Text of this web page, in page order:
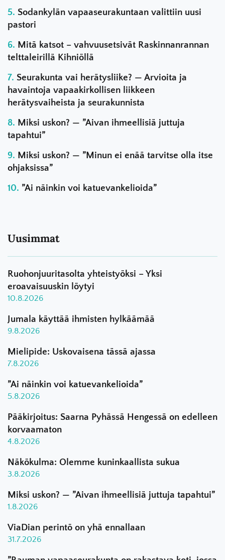
Sodankylän vapaaseurakuntaan valittiin uusi
pastori
Mitä katsot – vahvuusetsivät Raskinnanrannan
telttaleirillä Kihniöllä
Seurakunta vai herätysliike? — Arvioita ja
havaintoja vapaakirkollisen liikkeen
herätysvaiheista ja seurakunnista
Miksi uskon? — ”Aivan ihmeellisiä juttuja
tapahtui”
Miksi uskon? — ”Minun ei enää tarvitse olla itse
ohjaksissa”
”Ai näinkin voi katuevankelioida”
Uusimmat
Ruohonjuuritasolta yhteistyöksi – Yksi
eroavaisuuskin löytyi
10.8.2026
Jumala käyttää ihmisten hylkäämää
9.8.2026
Mielipide: Uskovaisena tässä ajassa
7.8.2026
”Ai näinkin voi katuevankelioida”
5.8.2026
Pääkirjoitus: Saarna Pyhässä Hengessä on edelleen
korvaamaton
4.8.2026
Näkökulma: Olemme kuninkaallista sukua
3.8.2026
Miksi uskon? — ”Aivan ihmeellisiä juttuja tapahtui”
1.8.2026
ViaDian perintö on yhä ennallaan
31.7.2026